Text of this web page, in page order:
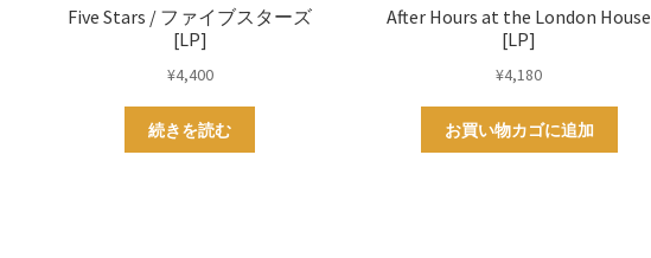
Five Stars / ファイブスターズ
[LP]
¥4,400
続きを読む
After Hours at the London House
[LP]
¥4,180
お買い物カゴに追加